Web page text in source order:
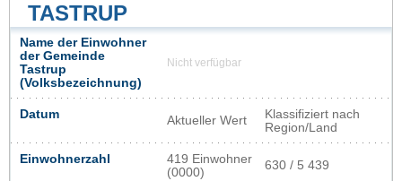
TASTRUP
Name der Einwohner
der Gemeinde
Tastrup
(Volksbezeichnung)
Nicht verfügbar
Datum Aktueller Wert
Klassifiziert nach
Region/Land
Einwohnerzahl
419 Einwohner
(0000)
630 / 5 439